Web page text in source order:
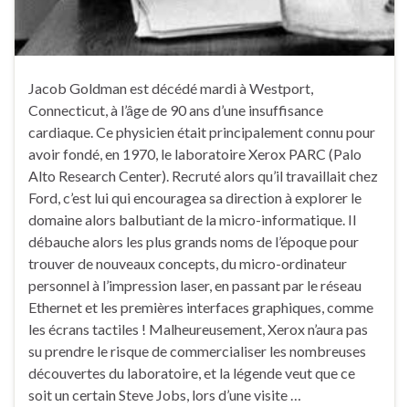
Jacob Goldman est décédé mardi à Westport,
Connecticut, à l’âge de 90 ans d’une insuffisance
cardiaque. Ce physicien était principalement connu pour
avoir fondé, en 1970, le laboratoire Xerox PARC (Palo
Alto Research Center). Recruté alors qu’il travaillait chez
Ford, c’est lui qui encouragea sa direction à explorer le
domaine alors balbutiant de la micro-informatique. Il
débauche alors les plus grands noms de l’époque pour
trouver de nouveaux concepts, du micro-ordinateur
personnel à l’impression laser, en passant par le réseau
Ethernet et les premières interfaces graphiques, comme
les écrans tactiles ! Malheureusement, Xerox n’aura pas
su prendre le risque de commercialiser les nombreuses
découvertes du laboratoire, et la légende veut que ce
soit un certain Steve Jobs, lors d’une visite …